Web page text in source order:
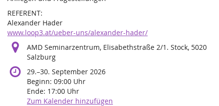
REFERENT:
Alexander Hader
www.loop3.at/ueber-uns/alexander-hader/
AMD Seminarzentrum, Elisabethstraße 2/1. Stock, 5020
Salzburg
29.–bis
30. September 2026
Beginn: 09:00 Uhr
Ende: 17:00 Uhr
Zum Kalender hinzufügen